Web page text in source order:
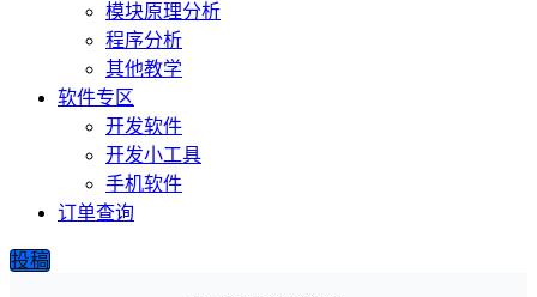
模块原理分析
程序分析
其他教学
软件专区
开发软件
开发小工具
手机软件
订单查询
投稿